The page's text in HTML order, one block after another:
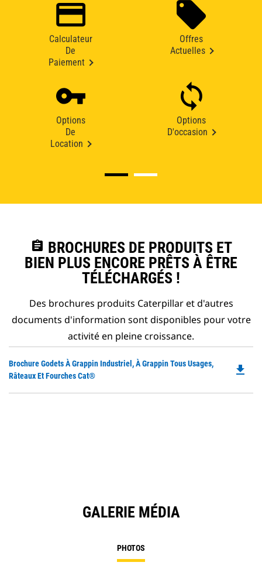
Calculateur
De
Paiement
Offres
Actuelles
Options
De
Location
Options
D'occasion
assignment BROCHURES DE PRODUITS ET
BIEN PLUS ENCORE PRÊTS À ÊTRE
TÉLÉCHARGÉS !
Des brochures produits Caterpillar et d'autres
documents d'information sont disponibles pour votre
activité en pleine croissance.
Brochure Godets À Grappin Industriel, À Grappin Tous Usages,
Râteaux Et Fourches Cat®
file_download
GALERIE MÉDIA
PHOTOS